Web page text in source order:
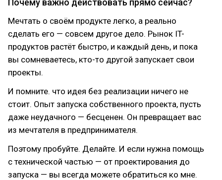
Почему важно действовать прямо сейчас?
Мечтать о своём продукте легко, а реально
сделать его — совсем другое дело. Рынок IT-
продуктов растёт быстро, и каждый день, и пока
вы сомневаетесь, кто-то другой запускает свои
проекты.
И помните. что идея без реализации ничего не
стоит. Опыт запуска собственного проекта, пусть
даже неудачного — бесценен. Он превращает вас
из мечтателя в предпринимателя.
Поэтому пробуйте. Делайте. И если нужна помощь
с технической частью — от проектирования до
запуска — вы всегда можете обратиться ко мне.